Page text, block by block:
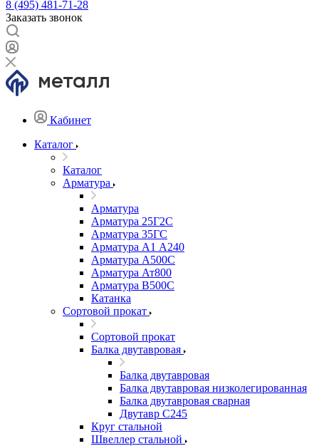
8 (495) 481-71-28
Заказать звонок
Кабинет
Каталог
Каталог
Арматура
Арматура
Арматура 25Г2С
Арматура 35ГС
Арматура А1 А240
Арматура А500С
Арматура Ат800
Арматура В500С
Катанка
Сортовой прокат
Сортовой прокат
Балка двутавровая
Балка двутавровая
Балка двутавровая низколегированная
Балка двутавровая сварная
Двутавр С245
Круг стальной
Швеллер стальной